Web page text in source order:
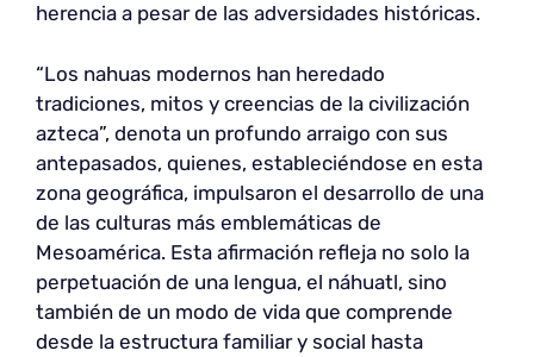
herencia a pesar de las adversidades históricas.
“Los nahuas modernos han heredado
tradiciones, mitos y creencias de la civilización
azteca”, denota un profundo arraigo con sus
antepasados, quienes, estableciéndose en esta
zona geográfica, impulsaron el desarrollo de una
de las culturas más emblemáticas de
Mesoamérica. Esta afirmación refleja no solo la
perpetuación de una lengua, el náhuatl, sino
también de un modo de vida que comprende
desde la estructura familiar y social hasta